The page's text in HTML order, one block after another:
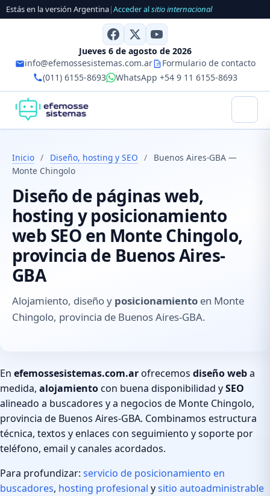
Estás en la versión Argentina|Acceder alsitio internacional
Jueves 6 de agosto de 2026
info@efemossesistemas.com.ar
Formulario de contacto
(011) 6155-8693
WhatsApp +54 9 11 6155-8693
Inicio / Diseño, hosting y SEO /
Buenos Aires-GBA —
Monte Chingolo
Diseño de páginas web,
hosting y posicionamiento
web SEO en Monte Chingolo,
provincia de Buenos Aires-
GBA
Alojamiento, diseño y posicionamiento en Monte
Chingolo, provincia de Buenos Aires-GBA.
En efemossesistemas.com.arofrecemos diseño weba
medida, alojamientocon buena disponibilidad ySEO
alineado a buscadores y a negocios de Monte Chingolo,
provincia de Buenos Aires-GBA. Combinamos estructura
técnica, textos y enlaces con seguimiento y soporte por
teléfono, email y canales acordados.
Para profundizar: servicio de posicionamiento en
buscadores, hosting profesional ysitio autoadministrable